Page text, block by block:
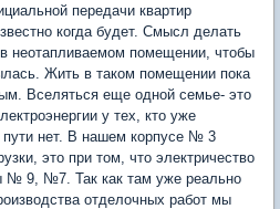
передачи квартир
когда будет. Смысл делать
неотапливаемом помещении, чтобы
Жить в таком помещении пока
Вселяться еще одной семье- это
у тех, кто уже
пути нет. В нашем корпусе № 3
это при том, что электричество
№ 9, №7. Так как там уже реально
отделочных работ мы